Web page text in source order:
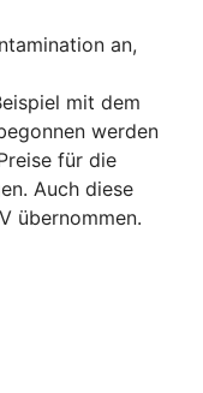
an,
mit dem
werden
für die
Auch diese
übernommen.